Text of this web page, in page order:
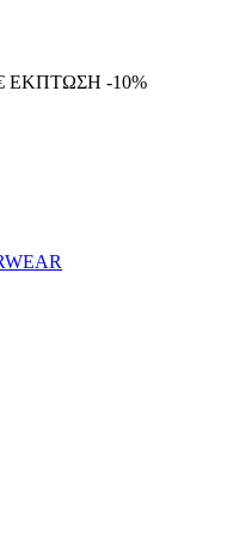
ΕΚΠΤΩΣΗ -10%